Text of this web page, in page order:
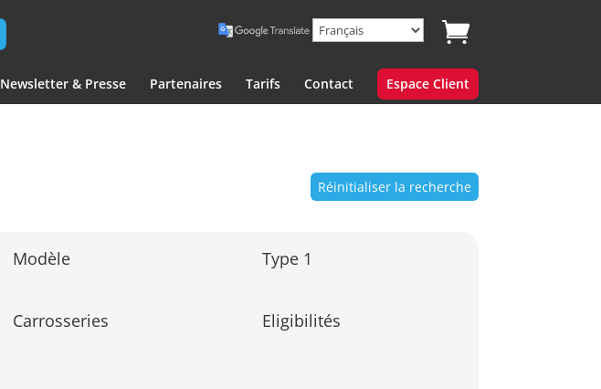
Newsletter & Presse Partenaires Tarifs Contact Espace Client
Réinitialiser la recherche
Modèle Type 1
Carrosseries Eligibilités